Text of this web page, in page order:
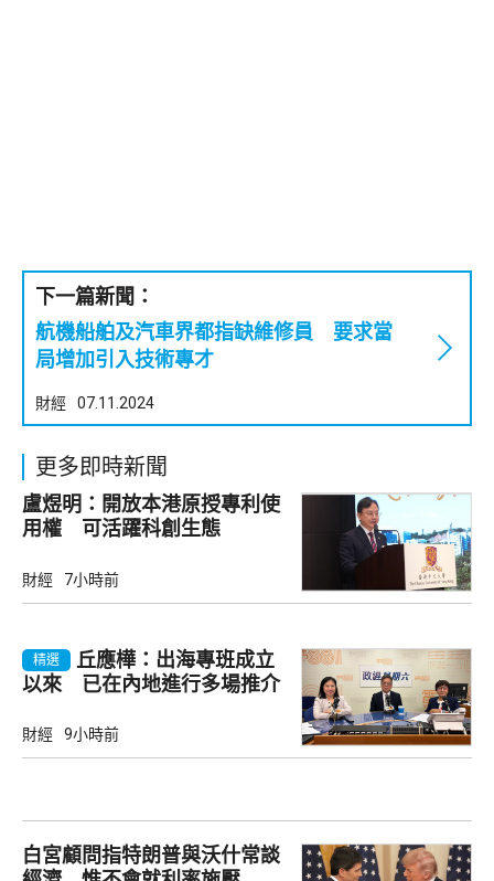
下一篇新聞：
航機船舶及汽車界都指缺維修員 要求當
局增加引入技術專才
財經 07.11.2024
更多即時新聞
盧煜明：開放本港原授專利使
用權 可活躍科創生態
財經 7小時前
精選
丘應樺：出海專班成立
以來 已在內地進行多場推介
財經 9小時前
白宮顧問指特朗普與沃什常談